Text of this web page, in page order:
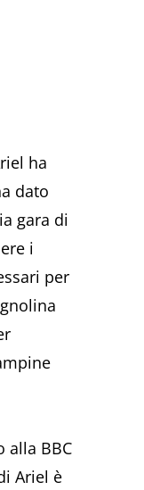
ha
dato
gara di
i
per
alla BBC
Ariel è